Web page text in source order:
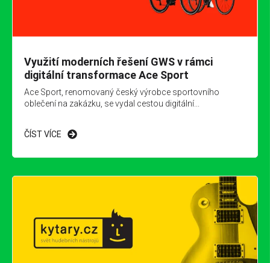
Využití moderních řešení GWS v rámci
digitální transformace Ace Sport
Ace Sport, renomovaný český výrobce sportovního
oblečení na zakázku, se vydal cestou digitální...
ČÍST VÍCE